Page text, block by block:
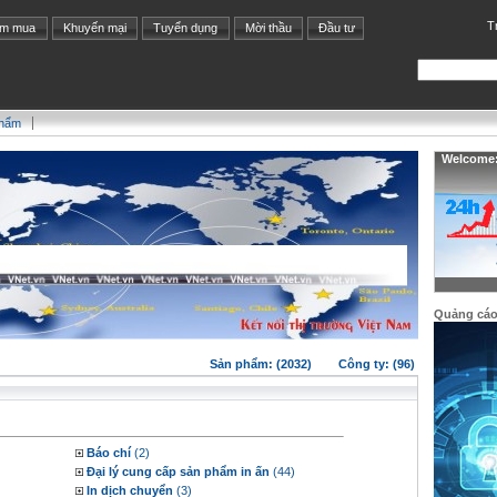
mua Khuyến mại Tuyển dụng Mời thầu Đầu tư
Sản phẩm: (2032) Công ty: (96)
Báo chí (2)
Đại lý cung cấp sản phẩm in ấn (44)
In dịch chuyển (3)
Quảng cáo